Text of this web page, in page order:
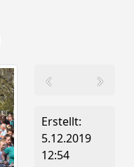
Erstellt:
5.12.2019
12:54